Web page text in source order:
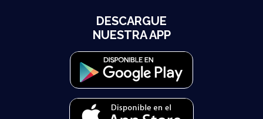
DESCARGUE
NUESTRA APP